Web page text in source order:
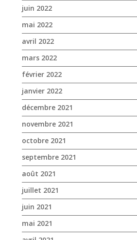
juin 2022
mai 2022
avril 2022
mars 2022
février 2022
janvier 2022
décembre 2021
novembre 2021
octobre 2021
septembre 2021
août 2021
juillet 2021
juin 2021
mai 2021